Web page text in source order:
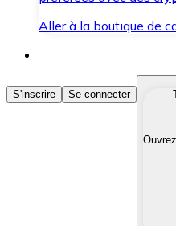
Aller à la boutique de
Acheter des
Achetez les
Convertissez vos
S'inscrire Se connecter